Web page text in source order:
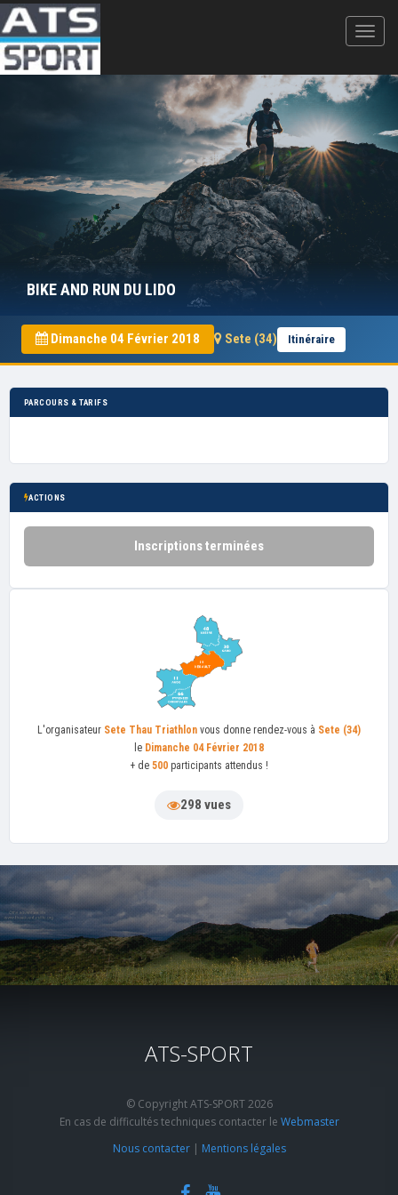
BIKE AND RUN DU LIDO
Dimanche 04 Février 2018 Sete (34) Itinéraire
PARCOURS & TARIFS
ACTIONS
Inscriptions terminées
L'organisateur Sete Thau Triathlon vous donne rendez-vous à Sete (34)
le Dimanche 04 Février 2018
+ de 500 participants attendus !
298 vues
ATS-SPORT
© Copyright ATS-SPORT 2026
En cas de difficultés techniques contacter le Webmaster
Nous contacter| Mentions légales